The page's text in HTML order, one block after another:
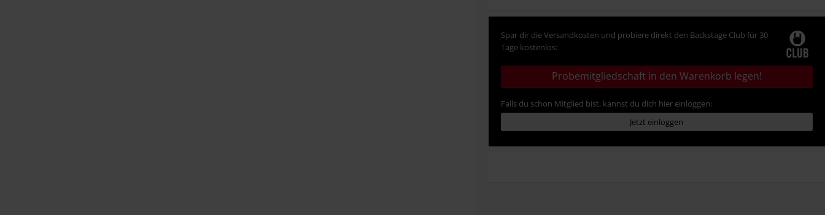
Spar dir die Versandkosten und probiere direkt den Backstage Club für 30
Tage kostenlos:
Probemitgliedschaft in den Warenkorb legen!
Falls du schon Mitglied bist, kannst du dich hier einloggen:
Jetzt einloggen